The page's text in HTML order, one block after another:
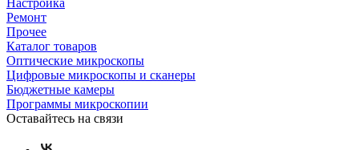
Ремонт
Прочее
Каталог товаров
Оптические микроскопы
Цифровые микроскопы и сканеры
Бюджетные камеры
Программы микроскопии
Оставайтесь на связи